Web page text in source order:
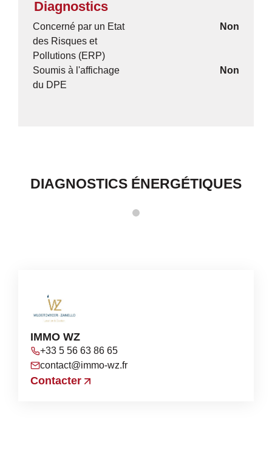
Diagnostics
Concerné par un Etat
des Risques et
Pollutions (ERP)
Non
Soumis à l'affichage
du DPE
Non
DIAGNOSTICS ÉNERGÉTIQUES
IMMO WZ
+33 5 56 63 86 65
contact@immo-wz.fr
Contacter